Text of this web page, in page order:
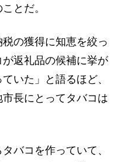
とだ。
税の獲得に知恵を絞っ
返礼品の候補に挙が
いた」と語るほど、
長にとってタバコは
バコを作っていて、